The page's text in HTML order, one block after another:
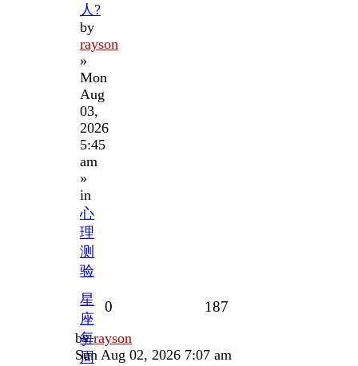
人?
by
rayson
»
Mon
Aug
03,
2026
5:45
am
»
in
心
理
测
验
星
座
每
周
0 187
Last
post
byrayson
Sun Aug 02, 2026 7:07 am